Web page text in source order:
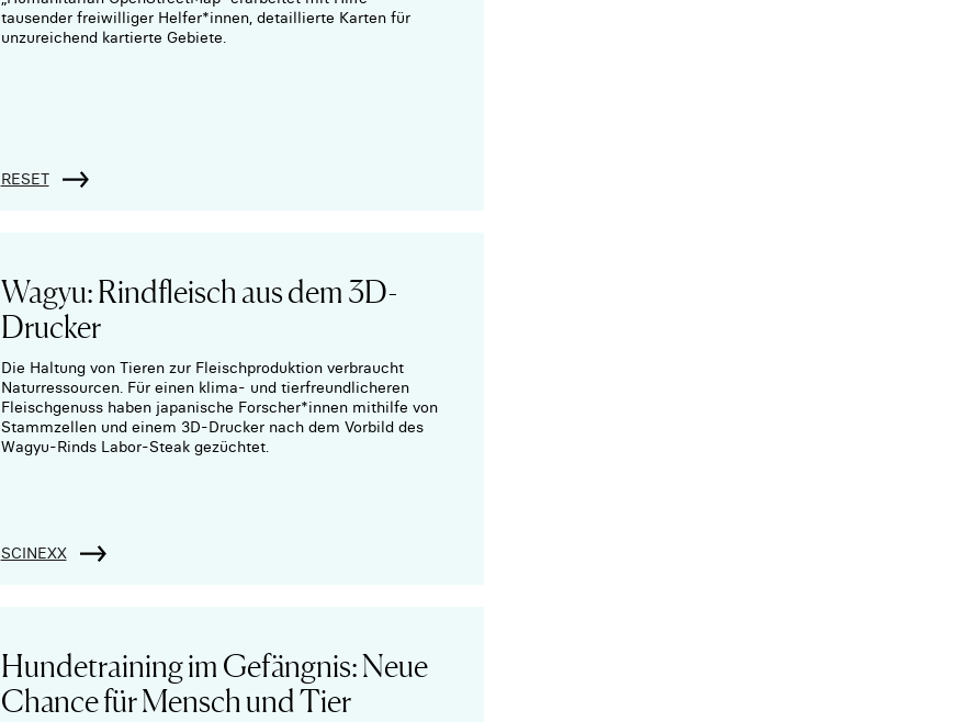
tausender freiwilliger Helfer*innen, detaillierte Karten für
unzureichend kartierte Gebiete.
RESET
Wagyu: Rindfleisch aus dem 3D-
Drucker
Die Haltung von Tieren zur Fleischproduktion verbraucht
Naturressourcen. Für einen klima- und tierfreundlicheren
Fleischgenuss haben japanische Forscher*innen mithilfe von
Stammzellen und einem 3D-Drucker nach dem Vorbild des
Wagyu-Rinds Labor-Steak gezüchtet.
SCINEXX
Hundetraining im Gefängnis: Neue
Chance für Mensch und Tier